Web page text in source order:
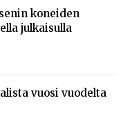
koneiden
julkaisulla
vuosi vuodelta